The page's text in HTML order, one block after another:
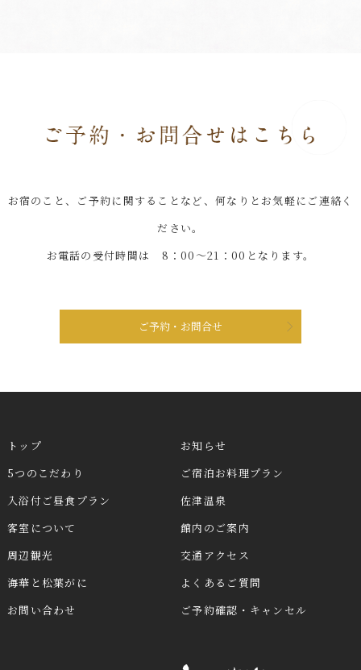
お宿のこと、ご予約に関することなど、何なりとお気軽にご連絡く
ださい。
お電話の受付時間は 8：00～21：00となります。
ご予約・お問合せ
トップ
お知らせ
5つのこだわり
ご宿泊お料理プラン
入浴付ご昼食プラン
佐津温泉
客室について
館内のご案内
周辺観光
交通アクセス
海華と松葉がに
よくあるご質問
お問い合わせ
ご予約確認・キャンセル